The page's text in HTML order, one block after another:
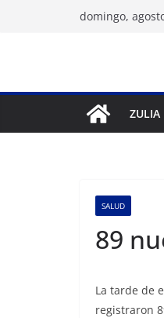
domingo,
ZULIA
SALUD
89
La tarde de
registraron